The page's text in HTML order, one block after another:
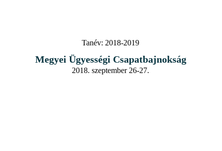
Tanév: 2018-2019
Megyei Ügyességi Csapatbajnokság
2018. szeptember 26-27.